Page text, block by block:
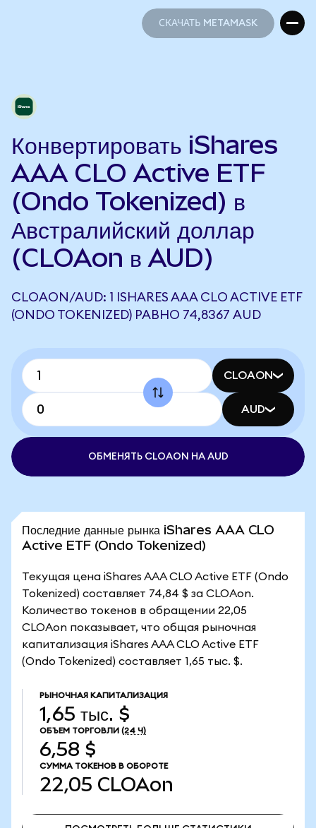
СКАЧАТЬ METAMASK
Конвертировать iShares
AAA CLO Active ETF
(Ondo Tokenized) в
Австралийский доллар
(CLOAon в AUD)
CLOAON/AUD: 1 ISHARES AAA CLO ACTIVE ETF
(ONDO TOKENIZED) РАВНО 74,8367 AUD
CLOAON
AUD
ОБМЕНЯТЬ CLOAON НА AUD
Последние данные рынка iShares AAA CLO
Active ETF (Ondo Tokenized)
Текущая цена iShares AAA CLO Active ETF (Ondo
Tokenized) составляет 74,84 $ за CLOAon.
Количество токенов в обращении 22,05
CLOAon показывает, что общая рыночная
капитализация iShares AAA CLO Active ETF
(Ondo Tokenized) составляет 1,65 тыс. $.
РЫНОЧНАЯ КАПИТАЛИЗАЦИЯ
1,65 тыс. $
ОБЪЕМ ТОРГОВЛИ (24 Ч)
6,58 $
СУММА ТОКЕНОВ В ОБОРОТЕ
22,05 CLOAon